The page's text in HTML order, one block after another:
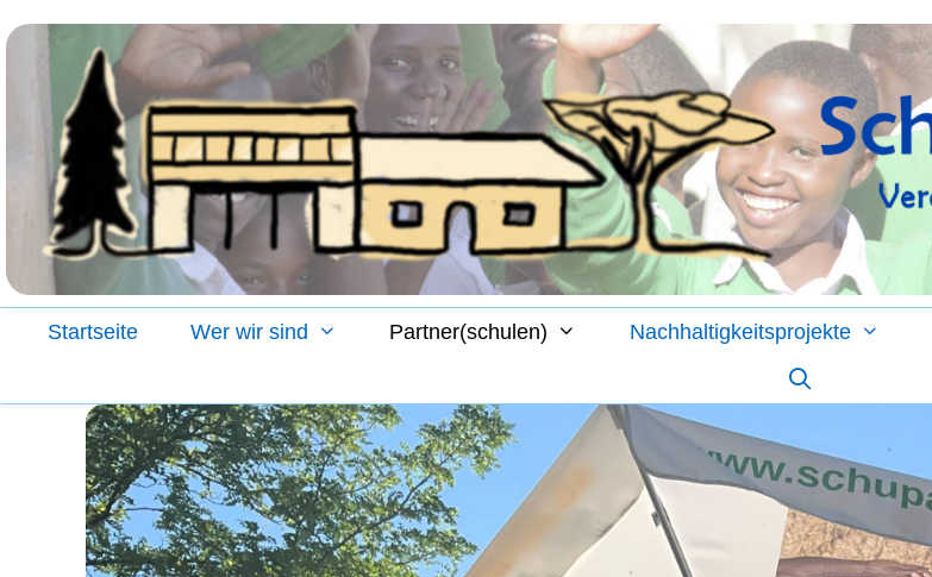
Inhalt
Startseite Wer wir sind Partner(schulen) Nachhaltigkeitsprojekte